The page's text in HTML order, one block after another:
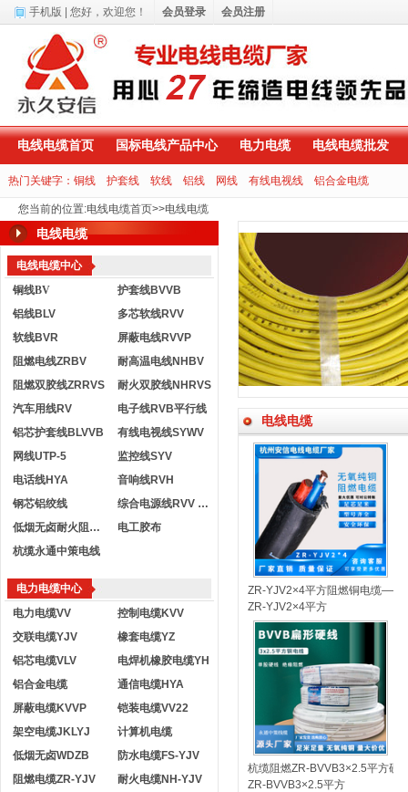
电线电缆首页 国标电线产品中心 电力电缆 电线电缆批发
热门关键字： 铜线 护套线 软线 铝线 网线 有线电视线 铝合金电缆
您当前的位置:电线电缆首页>>电线电缆
电线电缆
电线电缆中心
铜线BV
护套线BVVB
铝线BLV
多芯软线RVV
软线BVR
屏蔽电线RVVP
阻燃电线ZRBV
耐高温电线NHBV
阻燃双胶线ZRRVS
耐火双胶线NHRVS
汽车用线RV
电子线RVB平行线
铝芯护套线BLVVB
有线电视线SYWV
网线UTP-5
监控线SYV
电话线HYA
音响线RVH
钢芯铝绞线
综合电源线RVV KVVR
低烟无卤耐火阻燃电线
电工胶布
杭缆永通中策电线
电力电缆中心
电力电缆VV
控制电缆KVV
交联电缆YJV
橡套电缆YZ
铝芯电缆VLV
电焊机橡胶电缆YH
铝合金电缆
通信电缆HYA
屏蔽电缆KVVP
铠装电缆VV22
架空电缆JKLYJ
计算机电缆
低烟无卤WDZB
防水电缆FS-YJV
阻燃电缆ZR-YJV
耐火电缆NH-YJV
电线电缆
ZR-YJV2×4平方阻燃铜电缆——
ZR-YJV2×4平方
杭缆阻燃ZR-BVVB3×2.5平方
ZR-BVVB3×2.5平方
手机版 | 您好， 欢迎您！ 会员登录 会员注册